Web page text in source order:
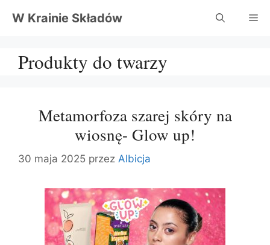
W Krainie Składów
Produkty do twarzy
Metamorfoza szarej skóry na
wiosnę- Glow up!
30 maja 2025 przez Albicja